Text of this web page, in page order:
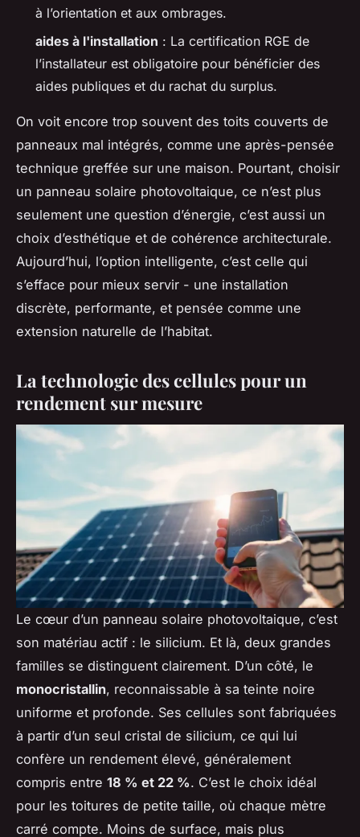
à l’orientation et aux ombrages.
aides à l'installation : La certification RGE de
l’installateur est obligatoire pour bénéficier des
aides publiques et du rachat du surplus.
On voit encore trop souvent des toits couverts de
panneaux mal intégrés, comme une après-pensée
technique greffée sur une maison. Pourtant, choisir
un panneau solaire photovoltaique, ce n’est plus
seulement une question d’énergie, c’est aussi un
choix d’esthétique et de cohérence architecturale.
Aujourd’hui, l’option intelligente, c’est celle qui
s’efface pour mieux servir - une installation
discrète, performante, et pensée comme une
extension naturelle de l’habitat.
La technologie des cellules pour un
rendement sur mesure
Le cœur d’un panneau solaire photovoltaique, c’est
son matériau actif : le silicium. Et là, deux grandes
familles se distinguent clairement. D’un côté, le
monocristallin, reconnaissable à sa teinte noire
uniforme et profonde. Ses cellules sont fabriquées
à partir d’un seul cristal de silicium, ce qui lui
confère un rendement élevé, généralement
compris entre 18 % et 22 %. C’est le choix idéal
pour les toitures de petite taille, où chaque mètre
carré compte. Moins de surface, mais plus